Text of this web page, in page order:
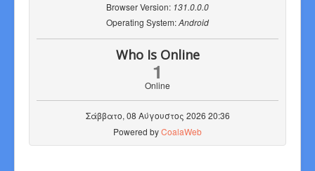
Browser Version: 131.0.0.0
Operating System:Android
Who Is Online
1
Online
Σάββατο, 08 Αύγουστος 2026 20:36
Powered byCoalaWeb